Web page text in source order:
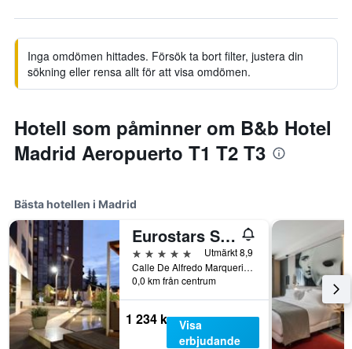
Inga omdömen hittades. Försök ta bort filter, justera din
sökning eller rensa allt för att visa omdömen.
Hotell som påminner om B&b Hotel
Madrid Aeropuerto T1 T2 T3
Bästa hotellen i Madrid
Eurostars Suites Mirasierra
5 stjärnor
Utmärkt 8,9
Calle De Alfredo Marquerie, 43, Madrid, Spanien
0,0 km från centrum
1 234 kr Visa
erbjudande